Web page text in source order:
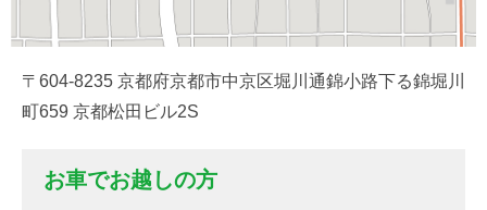
〒604-8235 京都府京都市中京区堀川通錦小路下る錦堀川
町659 京都松田ビル2S
お車でお越しの方